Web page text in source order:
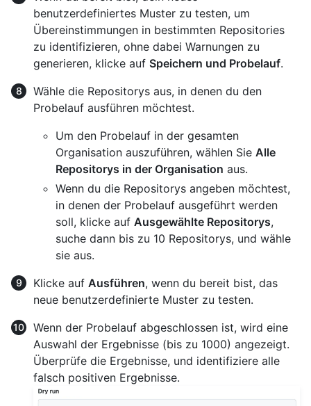
benutzerdefiniertes Muster zu testen, um
Übereinstimmungen in bestimmten Repositories
zu identifizieren, ohne dabei Warnungen zu
generieren, klicke auf Speichern und Probelauf.
Wähle die Repositorys aus, in denen du den
Probelauf ausführen möchtest.
Um den Probelauf in der gesamten
Organisation auszuführen, wählen Sie Alle
Repositorys in der Organisation aus.
Wenn du die Repositorys angeben möchtest,
in denen der Probelauf ausgeführt werden
soll, klicke auf Ausgewählte Repositorys,
suche dann bis zu 10 Repositorys, und wähle
sie aus.
Klicke auf Ausführen, wenn du bereit bist, das
neue benutzerdefinierte Muster zu testen.
Wenn der Probelauf abgeschlossen ist, wird eine
Auswahl der Ergebnisse (bis zu 1000) angezeigt.
Überprüfe die Ergebnisse, und identifiziere alle
falsch positiven Ergebnisse.